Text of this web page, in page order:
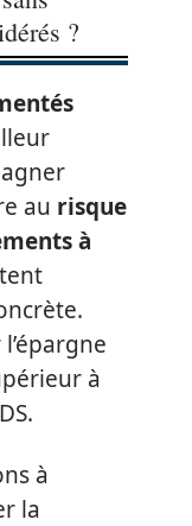
?
au risque
à
à
à
la